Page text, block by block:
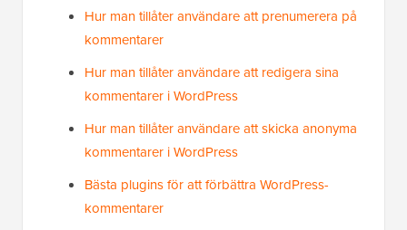
Hur man tillåter användare att prenumerera på
kommentarer
Hur man tillåter användare att redigera sina
kommentarer i WordPress
Hur man tillåter användare att skicka anonyma
kommentarer i WordPress
Bästa plugins för att förbättra WordPress-
kommentarer